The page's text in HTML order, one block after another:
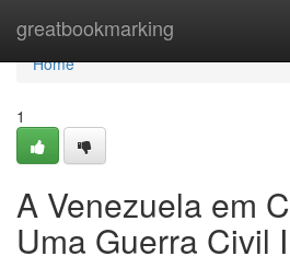
greatbookmarking
Home
Home
1
A Venezuela em
Uma Guerra Civil